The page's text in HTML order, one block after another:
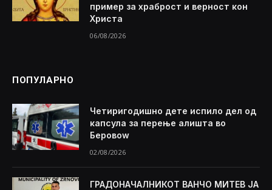
пример за храброст и верност кон
Христа
06/08/2026
ПОПУЛАРНО
Четиригодишно дете испило дел од
капсула за перење алишта во
Беровоw
02/08/2026
ГРАДОНАЧАЛНИКОТ ВАНЧО МИТЕВ ЈА